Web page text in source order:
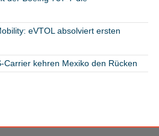
eVTOL absolviert ersten
Carrier kehren Mexiko den Rücken